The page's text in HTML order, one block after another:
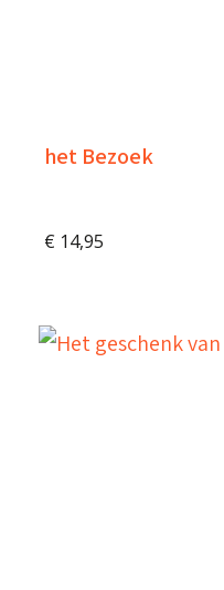
het Bezoek
€ 14,95